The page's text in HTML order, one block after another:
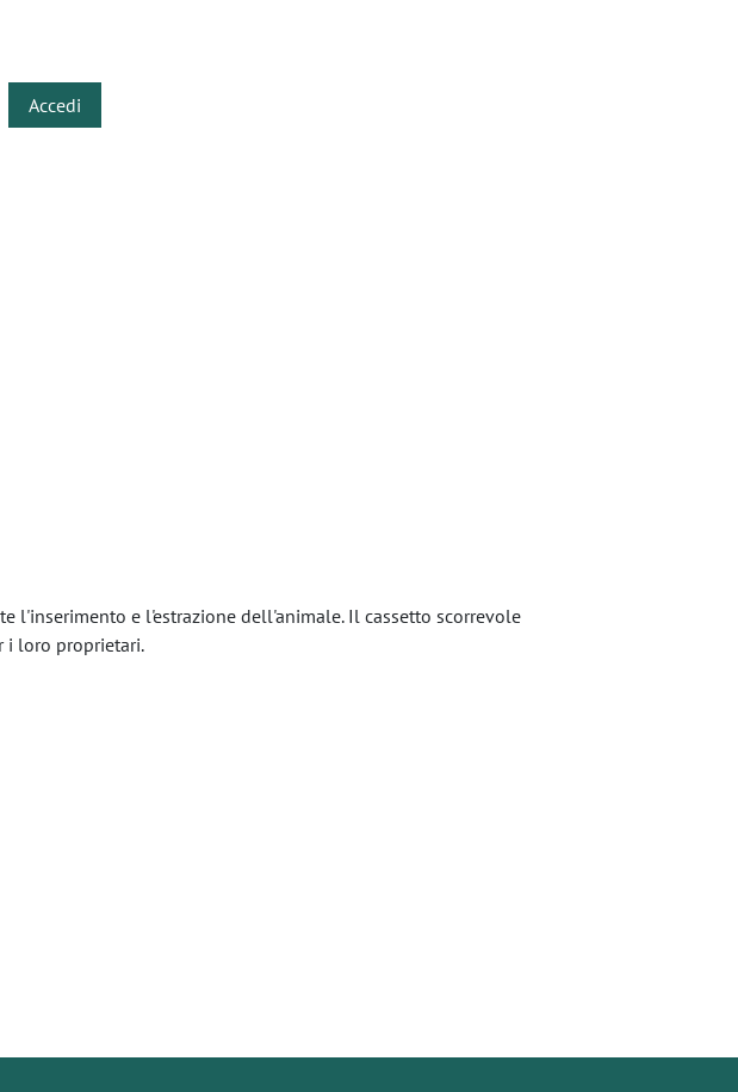
Accedi
l'inserimento e l'estrazione dell'animale. Il cassetto scorrevole
i loro proprietari.